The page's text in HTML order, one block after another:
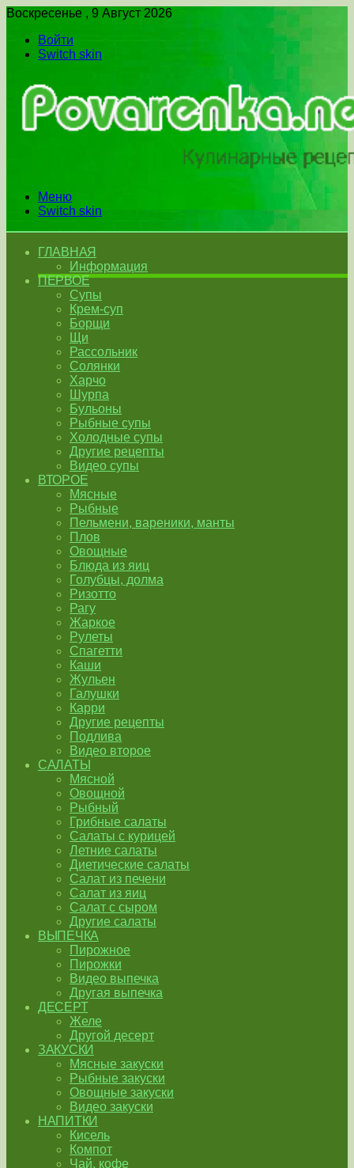
Воскресенье , 9 Август 2026
Войти
Switch skin
Меню
Switch skin
ГЛАВНАЯ
Информация
ПЕРВОЕ
Супы
Крем-суп
Борщи
Щи
Рассольник
Солянки
Харчо
Шурпа
Бульоны
Рыбные супы
Холодные супы
Другие рецепты
Видео супы
ВТОРОЕ
Мясные
Рыбные
Пельмени, вареники, манты
Плов
Овощные
Блюда из яиц
Голубцы, долма
Ризотто
Рагу
Жаркое
Рулеты
Спагетти
Каши
Жульен
Галушки
Карри
Другие рецепты
Подлива
Видео второе
САЛАТЫ
Мясной
Овощной
Рыбный
Грибные салаты
Салаты с курицей
Летние салаты
Диетические салаты
Салат из печени
Салат из яиц
Салат с сыром
Другие салаты
ВЫПЕЧКА
Пирожное
Пирожки
Видео выпечка
Другая выпечка
ДЕСЕРТ
Желе
Другой десерт
ЗАКУСКИ
Мясные закуски
Рыбные закуски
Овощные закуски
Видео закуски
НАПИТКИ
Кисель
Компот
Чай, кофе